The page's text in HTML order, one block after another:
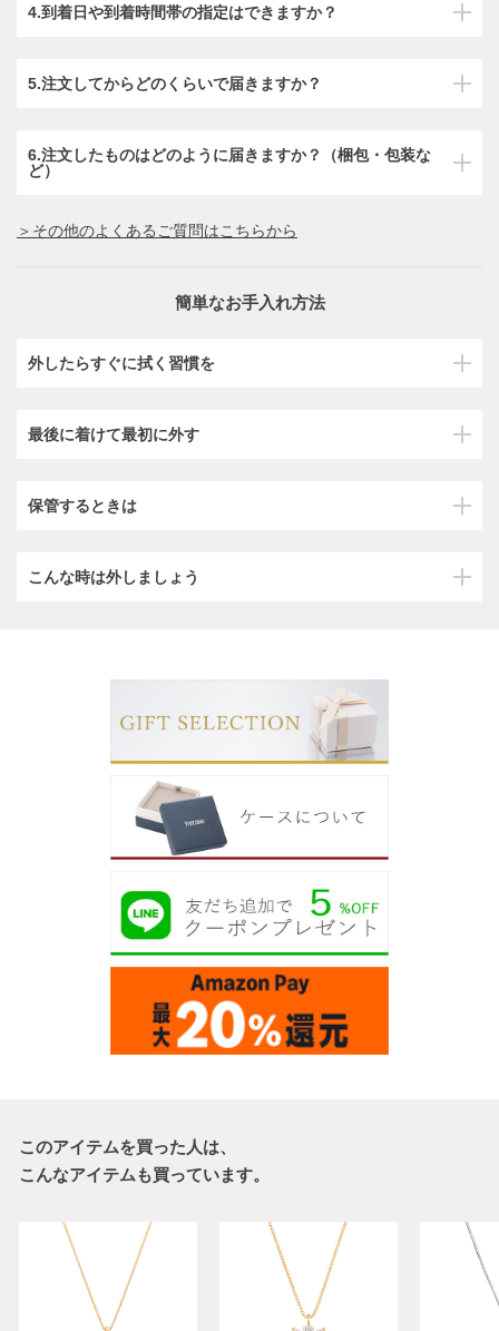
4.到着日や到着時間帯の指定はできますか？
5.注文してからどのくらいで届きますか？
6.注文したものはどのように届きますか？（梱包・包装な
ど）
＞その他のよくあるご質問はこちらから
簡単なお手入れ方法
外したらすぐに拭く習慣を
最後に着けて最初に外す
保管するときは
こんな時は外しましょう
このアイテムを買った人は、
こんなアイテムも買っています。